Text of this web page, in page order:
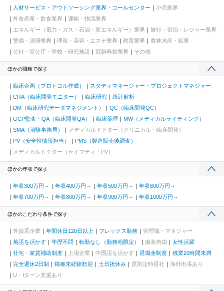
人材サービス・アウトソーシング業界・コールセンター
小売業界
外食産業・飲食業界
運輸・物流業界
エネルギー（電力・ガス・石油・新エネルギー）業界
旅行・宿泊・レジャー業界
警備・清掃業界
理容・美容・エステ業界 教育業界
農林水産・鉱業
公社・官公庁・学校・研究施設
冠婚葬祭業界 その他
ほかの職種で探す
臨床企画（プロトコル作成）
スタディマネージャー・プロジェクトマネジャー
CRA（臨床開発モニター）
臨床研究
統計解析
DM（臨床研究データマネジメント）
QC（臨床開発QC）
GCP監査・QA（臨床開発QA）
臨床薬理
MW（メディカルライティング）
SMA（治験事務局）
メディカルドクター（クリニカル・臨床開発）
PV（安全性情報担当）
PMS（製造販売後調査）
メディカルドクター（セイフティ・PV）
ほかの年収で探す
年収300万円～ 年収400万円～ 年収500万円～
年収600万円～
年収700万円～
年収800万円～ 年収900万円～ 年収1000万円～
ほかのこだわり条件で探す
外資系企業 年間休日120日以上 フレックス勤務
管理職・マネジャー
英語を活かす
学歴不問 転勤なし（勤務地限定） 服装自由
女性活躍
社宅・家賃補助制度
上場企業 中国語を活かす 退職金制度
残業20時間未満
完全週休2日制
職種未経験歓迎 土日祝休み 原則定時退社
海外出張あり
U・Iターン支援あり